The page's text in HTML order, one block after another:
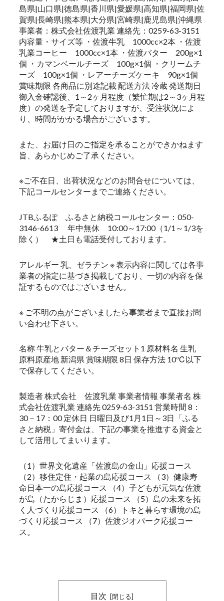
島県|山口県|徳島県|香川県|愛媛県|高知県|福岡県|佐
賀県|長崎県|熊本県|大分県|宮崎県|鹿児島県|沖縄県
事業者：株式会社佐渡乳業 連絡先：0259-63-3151
内容量・サイズ等 ・佐渡牛乳 1000cc×2本 ・佐渡
乳業コーヒー 1000cc×1本 ・佐渡バター 200g×1
個 ・カマンベールチーズ 100g×1個 ・クリームチ
ーズ 100g×1個 ・レアーチーズケーキ 90g×1個
賞味期限 各商品に別途記載 配送方法 冷蔵 発送期日
御入金確認後、1～2ヶ月程度（繁忙期は2～3ヶ月程
度）の発送を予定しておりますが、受注状況によ
り、時間がかかる場合がございます。
また、お届け日のご指定を承ることができかねます
旨、あらかじめご了承ください。
※ご不在日、出荷状況などのお問合せについては、
下記コールセンターまでご連絡ください。
JTBふるぽ ふるさと納税コールセンター：050-
3146-6613 年中無休 10:00～17:00（1/1～1/3を
除く） ★土日も電話受付しております。
アレルギー 乳、ゼラチン ※ 表示内容に関しては各事
業者の指定に基づき掲載しており、一切の内容を保
証するものではございません。
※ ご不明の点がございましたら事業者まで直接お問
い合わせ下さい。
名称 牛乳とバター＆チーズセット1 原材料名 生乳
原料原産地 新潟県 賞味期限 8日 保存方法 10℃以下
で保存してください。
製造者 株式会社 佐渡乳業 事業者情報 事業者名 株
式会社佐渡乳業 連絡先 0259-63-3151 営業時間 8：
30－17：00 定休日 日曜日及び1月1日～3日「ふる
さと納税」寄付金は、下記の事業を推進する資金と
して活用してまいります。
（1）世界文化遺産「佐渡島の金山」応援コース
（2）移住定住・起業の島応援コース （3）健康寿
命日本一の島応援コース （4）子どもが元気な佐渡
が島（たからじま）応援コース （5）島の未来を拓
く人づくり応援コース （6）トキと暮らす環境の島
づくり応援コース （7）佐渡ジオパーク応援コー
ス。
目次